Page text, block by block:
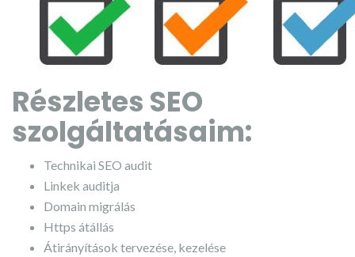
Részletes SEO
szolgáltatásaim:
Technikai SEO audit
Linkek auditja
Domain migrálás
Https átállás
Átirányítások tervezése, kezelése